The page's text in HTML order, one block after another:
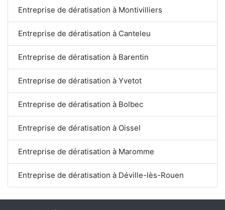
Entreprise de dératisation à Montivilliers
Entreprise de dératisation à Canteleu
Entreprise de dératisation à Barentin
Entreprise de dératisation à Yvetot
Entreprise de dératisation à Bolbec
Entreprise de dératisation à Oissel
Entreprise de dératisation à Maromme
Entreprise de dératisation à Déville-lès-Rouen